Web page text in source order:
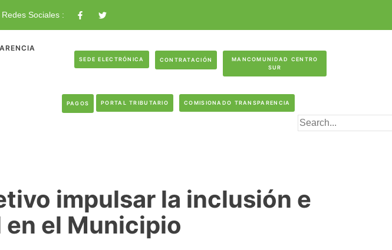
Redes Sociales :
SEDE ELECTRÓNICA CONTRATACIÓN
MANCOMUNIDAD CENTRO
SUR
PAGOS PORTAL TRIBUTARIO COMISIONADO TRANSPARENCIA
impulsar la inclusión e
el Municipio